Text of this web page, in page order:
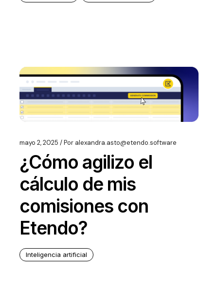
mayo 2, 2025 Por alexandra.asto@etendo.software
¿Cómo agilizo el
cálculo de mis
comisiones con
Etendo?
Inteligencia artificial